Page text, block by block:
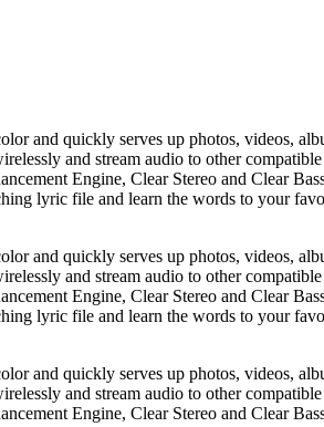
and quickly serves up photos, videos,
and stream audio to other
Engine, Clear Stereo and Clear
lyric file and learn the words to your
and quickly serves up photos, videos,
and stream audio to other
Engine, Clear Stereo and Clear
lyric file and learn the words to your
and quickly serves up photos, videos,
and stream audio to other
Engine, Clear Stereo and Clear